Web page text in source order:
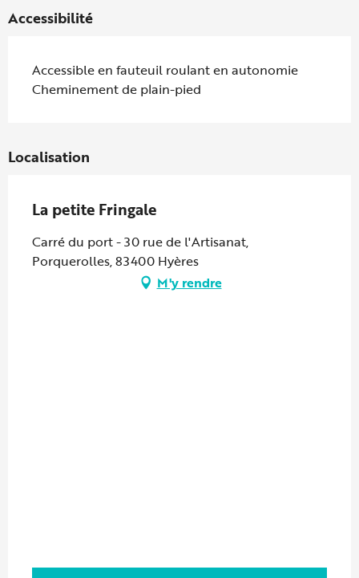
Accessibilité
Accessible en fauteuil roulant en autonomie
Cheminement de plain-pied
Localisation
La petite Fringale
Carré du port - 30 rue de l'Artisanat,
Porquerolles, 83400 Hyères
M'y rendre